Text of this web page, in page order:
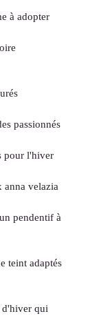
à adopter
passionnés
pour l'hiver
anna velazia
pendentif à
teint adaptés
d'hiver qui